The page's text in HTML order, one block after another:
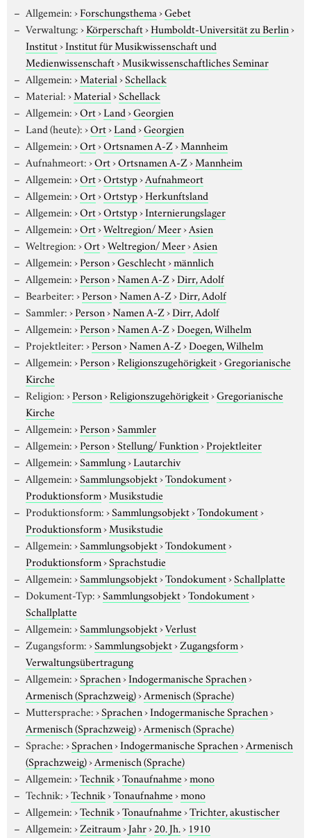
Allgemein:›Forschungsthema›Gebet
Verwaltung:›Körperschaft›Humboldt-Universität zu Berlin›
Institut›Institut für Musikwissenschaft und
Medienwissenschaft›Musikwissenschaftliches Seminar
Allgemein:›Material›Schellack
Material:›Material›Schellack
Allgemein:›Ort›Land›Georgien
Land (heute):›Ort›Land›Georgien
Allgemein:›Ort›Ortsnamen A-Z›Mannheim
Aufnahmeort:›Ort›Ortsnamen A-Z›Mannheim
Allgemein:›Ort›Ortstyp›Aufnahmeort
Allgemein:›Ort›Ortstyp›Herkunftsland
Allgemein:›Ort›Ortstyp›Internierungslager
Allgemein:›Ort›Weltregion/ Meer›Asien
Weltregion:›Ort›Weltregion/ Meer›Asien
Allgemein:›Person›Geschlecht›männlich
Allgemein:›Person›Namen A-Z›Dirr, Adolf
Bearbeiter:›Person›Namen A-Z›Dirr, Adolf
Sammler:›Person›Namen A-Z›Dirr, Adolf
Allgemein:›Person›Namen A-Z›Doegen, Wilhelm
Projektleiter:›Person›Namen A-Z›Doegen, Wilhelm
Allgemein:›Person›Religionszugehörigkeit›Gregorianische
Kirche
Religion:›Person›Religionszugehörigkeit›Gregorianische
Kirche
Allgemein:›Person›Sammler
Allgemein:›Person›Stellung/ Funktion›Projektleiter
Allgemein:›Sammlung›Lautarchiv
Allgemein:›Sammlungsobjekt›Tondokument›
Produktionsform›Musikstudie
Produktionsform:›Sammlungsobjekt›Tondokument›
Produktionsform›Musikstudie
Allgemein:›Sammlungsobjekt›Tondokument›
Produktionsform›Sprachstudie
Allgemein:›Sammlungsobjekt›Tondokument›Schallplatte
Dokument-Typ:›Sammlungsobjekt›Tondokument›
Schallplatte
Allgemein:›Sammlungsobjekt›Verlust
Zugangsform:›Sammlungsobjekt›Zugangsform›
Verwaltungsübertragung
Allgemein:›Sprachen›Indogermanische Sprachen›
Armenisch (Sprachzweig)›Armenisch (Sprache)
Muttersprache:›Sprachen›Indogermanische Sprachen›
Armenisch (Sprachzweig)›Armenisch (Sprache)
Sprache:›Sprachen›Indogermanische Sprachen›Armenisch
(Sprachzweig)›Armenisch (Sprache)
Allgemein:›Technik›Tonaufnahme›mono
Technik:›Technik›Tonaufnahme›mono
Allgemein:›Technik›Tonaufnahme›Trichter, akustischer
Allgemein:›Zeitraum›Jahr›20. Jh.› 1910